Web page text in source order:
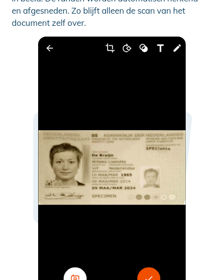
en afgesneden. Zo blijft alleen de scan van het
document zelf over.